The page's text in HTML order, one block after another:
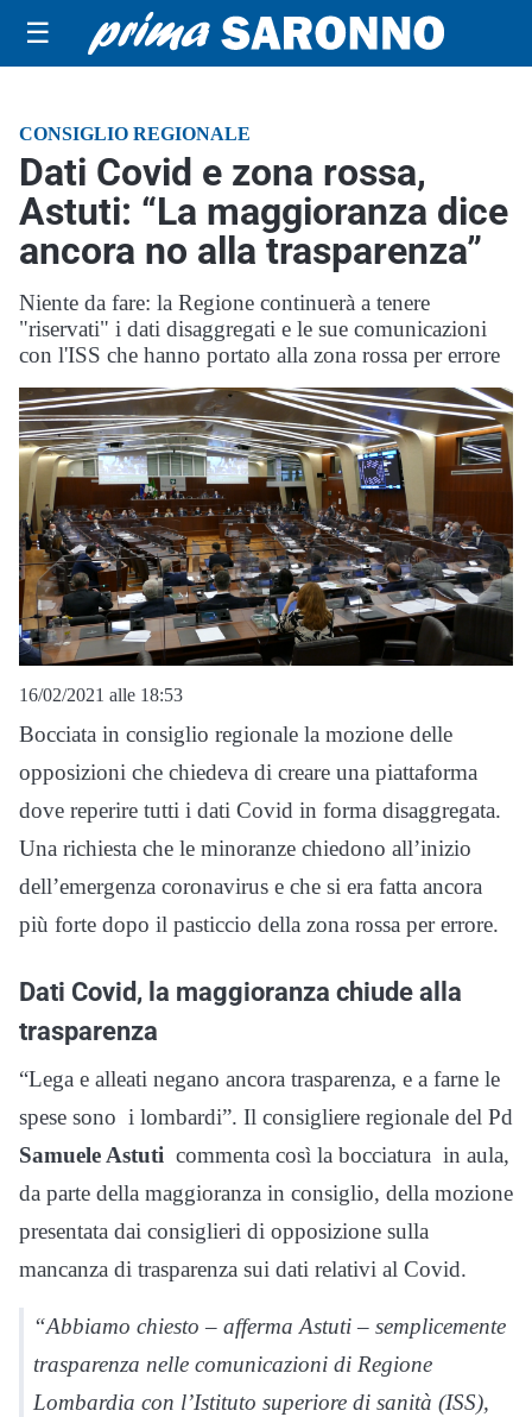
☰
CONSIGLIO REGIONALE
Dati Covid e zona rossa,
Astuti: “La maggioranza dice
ancora no alla trasparenza”
Niente da fare: la Regione continuerà a tenere
"riservati" i dati disaggregati e le sue comunicazioni
con l'ISS che hanno portato alla zona rossa per errore
16/02/2021 alle 18:53
Bocciata in consiglio regionale la mozione delle
opposizioni che chiedeva di creare una piattaforma
dove reperire tutti i dati Covid in forma disaggregata.
Una richiesta che le minoranze chiedono all’inizio
dell’emergenza coronavirus e che si era fatta ancora
più forte dopo il pasticcio della zona rossa per errore.
Dati Covid, la maggioranza chiude alla
trasparenza
“Lega e alleati negano ancora trasparenza, e a farne le
spese sono i lombardi”. Il consigliere regionale del Pd
Samuele Astuti commenta così la bocciatura in aula,
da parte della maggioranza in consiglio, della mozione
presentata dai consiglieri di opposizione sulla
mancanza di trasparenza sui dati relativi al Covid.
“Abbiamo chiesto – afferma Astuti – semplicemente
trasparenza nelle comunicazioni di Regione
Lombardia con l’Istituto superiore di sanità (ISS),